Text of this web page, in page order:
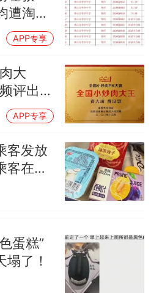
个在床头放菜刀的女孩，
一句“跟我回家”改写了
遭淘
停招
面核查
APP专享
大
评出
APP专享
客发放
客在飞
乘
梅汁
蛋糕”
塌了！